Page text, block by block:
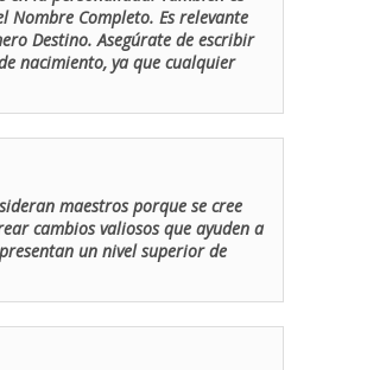
Completo. Es relevante
Destino. Asegúrate de escribir
nacimiento, ya que cualquier
maestros porque se cree
cambios valiosos que ayuden a
un nivel superior de